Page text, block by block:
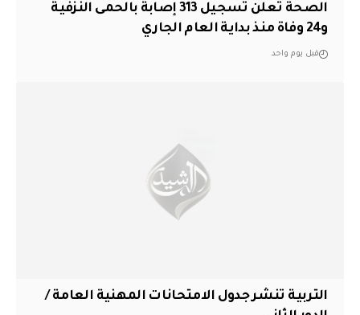
الصحة تعلن تسجيل 313 إصابة بالحمى النزفية
و24 وفاة منذ بداية العام الجاري
قبل يوم واحد
التربية تنشر جدول الامتحانات المهنية العامة /